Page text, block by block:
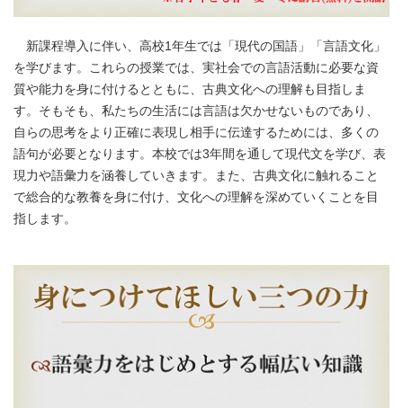
新課程導入に伴い、高校1年生では「現代の国語」「言語文化」
を学びます。これらの授業では、実社会での言語活動に必要な資
質や能力を身に付けるとともに、古典文化への理解も目指しま
す。そもそも、私たちの生活には言語は欠かせないものであり、
自らの思考をより正確に表現し相手に伝達するためには、多くの
語句が必要となります。本校では3年間を通して現代文を学び、表
現力や語彙力を涵養していきます。また、古典文化に触れること
で総合的な教養を身に付け、文化への理解を深めていくことを目
指します。